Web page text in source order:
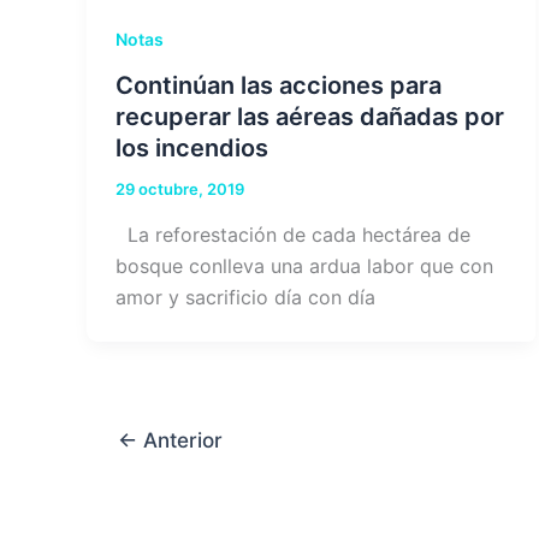
Notas
Continúan las acciones para
recuperar las aéreas dañadas por
los incendios
29 octubre, 2019
La reforestación de cada hectárea de
bosque conlleva una ardua labor que con
amor y sacrificio día con día
← Anterior